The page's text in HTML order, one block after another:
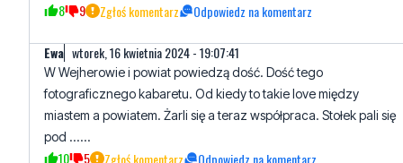
8 9 Zgłoś komentarz Odpowiedz na komentarz
Ewa wtorek, 16 kwietnia 2024 - 19:07:41
W Wejherowie i powiat powiedzą dość. Dość tego
fotograficznego kabaretu. Od kiedy to takie love między
miastem a powiatem. Żarli się a teraz współpraca. Stołek pali się
pod ......
10 5 Zgłoś komentarz Odpowiedz na komentarz